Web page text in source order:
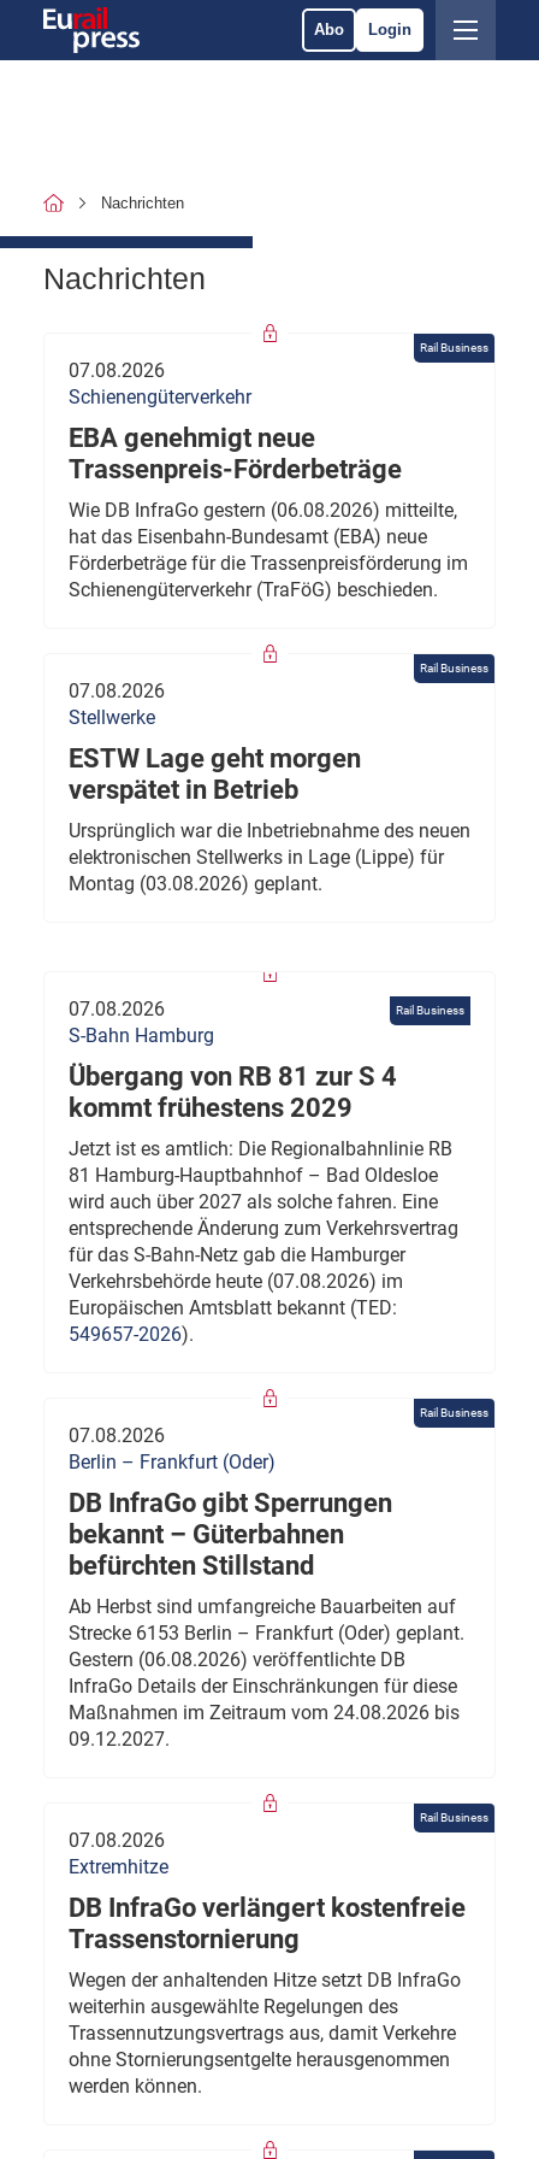
Abo Login
Nachrichten
Nachrichten
Rail Business
07.08.2026
Schienengüterverkehr
EBA genehmigt neue
Trassenpreis-Förderbeträge
Wie DB InfraGo gestern (06.08.2026) mitteilte,
hat das Eisenbahn-Bundesamt (EBA) neue
Förderbeträge für die Trassenpreisförderung im
Schienengüterverkehr (TraFöG) beschieden.
Rail Business
07.08.2026
Stellwerke
ESTW Lage geht morgen
verspätet in Betrieb
Ursprünglich war die Inbetriebnahme des neuen
elektronischen Stellwerks in Lage (Lippe) für
Montag (03.08.2026) geplant.
Rail Business
07.08.2026
S-Bahn Hamburg
Übergang von RB 81 zur S 4
kommt frühestens 2029
Jetzt ist es amtlich: Die Regionalbahnlinie RB
81 Hamburg-Hauptbahnhof – Bad Oldesloe
wird auch über 2027 als solche fahren. Eine
entsprechende Änderung zum Verkehrsvertrag
für das S-Bahn-Netz gab die Hamburger
Verkehrsbehörde heute (07.08.2026) im
Europäischen Amtsblatt bekannt (TED:
549657-2026).
Rail Business
07.08.2026
Berlin – Frankfurt (Oder)
DB InfraGo gibt Sperrungen
bekannt – Güterbahnen
befürchten Stillstand
Ab Herbst sind umfangreiche Bauarbeiten auf
Strecke 6153 Berlin – Frankfurt (Oder) geplant.
Gestern (06.08.2026) veröffentlichte DB
InfraGo Details der Einschränkungen für diese
Maßnahmen im Zeitraum vom 24.08.2026 bis
09.12.2027.
Rail Business
07.08.2026
Extremhitze
DB InfraGo verlängert kostenfreie
Trassenstornierung
Wegen der anhaltenden Hitze setzt DB InfraGo
weiterhin ausgewählte Regelungen des
Trassennutzungsvertrags aus, damit Verkehre
ohne Stornierungsentgelte herausgenommen
werden können.